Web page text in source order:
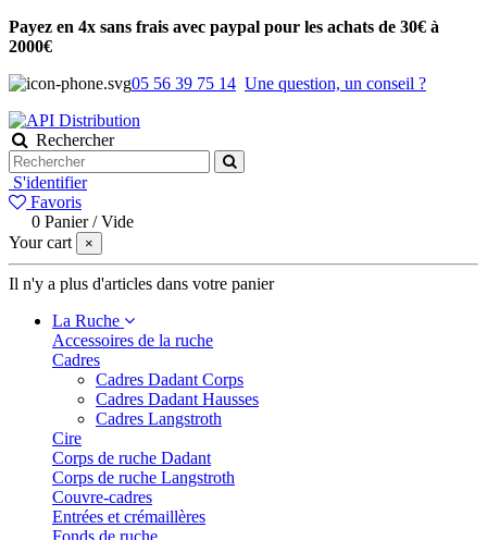
Payez en 4x sans frais avec paypal pour les achats de 30€ à
2000€
05 56 39 75 14 Une question, un conseil ?
Rechercher
S'identifier
Favoris
0 Panier /Vide
Your cart
×
Il n'y a plus d'articles dans votre panier
La Ruche
Accessoires de la ruche
Cadres
Cadres Dadant Corps
Cadres Dadant Hausses
Cadres Langstroth
Cire
Corps de ruche Dadant
Corps de ruche Langstroth
Couvre-cadres
Entrées et crémaillères
Fonds de ruche